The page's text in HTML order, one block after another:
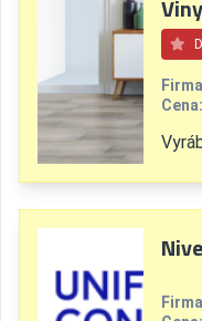
Cena: